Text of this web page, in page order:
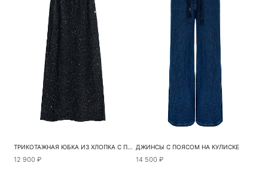
ТРИКОТАЖНАЯ ЮБКА ИЗ ХЛОПКА С ПАЙЕТКАМИ
12 900 ₽
ДЖИНСЫ С ПОЯСОМ НА КУЛИСКЕ
14 500 ₽